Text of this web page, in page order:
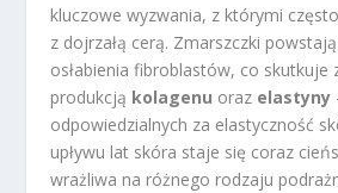
kluczowe wyzwania, z którymi
z dojrzałą cerą. Zmarszczki
osłabienia fibroblastów, co skutkuje
produkcją kolagenu oraz elastyny
odpowiedzialnych za elastyczność
upływu lat skóra staje się coraz
wrażliwa na różnego rodzaju